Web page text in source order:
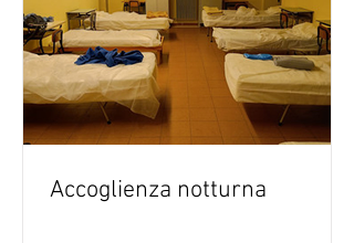
Accoglienza notturna